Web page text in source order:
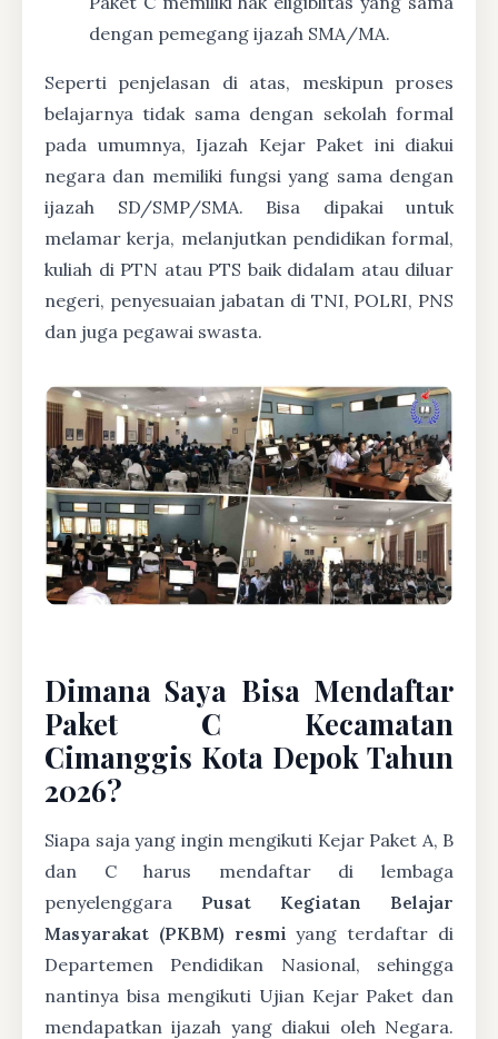
dengan pemegang ijazah SMA/MA.
Seperti penjelasan di atas, meskipun proses
belajarnya tidak sama dengan sekolah formal
pada umumnya, Ijazah Kejar Paket ini diakui
negara dan memiliki fungsi yang sama dengan
ijazah SD/SMP/SMA. Bisa dipakai untuk
melamar kerja, melanjutkan pendidikan formal,
kuliah di PTN atau PTS baik didalam atau diluar
negeri, penyesuaian jabatan di TNI, POLRI, PNS
dan juga pegawai swasta.
Dimana Saya Bisa Mendaftar
Paket C Kecamatan
Cimanggis Kota Depok Tahun
2026?
Siapa saja yang ingin mengikuti Kejar Paket A, B
dan C harus mendaftar di lembaga
penyelenggara Pusat Kegiatan Belajar
Masyarakat (PKBM) resmi yang terdaftar di
Departemen Pendidikan Nasional, sehingga
nantinya bisa mengikuti Ujian Kejar Paket dan
mendapatkan ijazah yang diakui oleh Negara.